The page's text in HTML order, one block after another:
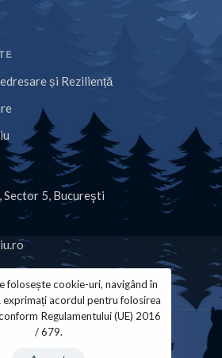
și Reziliență
Sector 5, Bucureşti
folosește cookie-uri, navigând în
acordul pentru folosirea
Regulamentului (UE) 2016
/ 679.